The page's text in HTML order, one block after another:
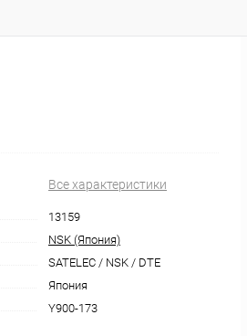
Все характеристики
13159
NSK (Япония)
SATELEC / NSK / DTE
Япония
Y900-173